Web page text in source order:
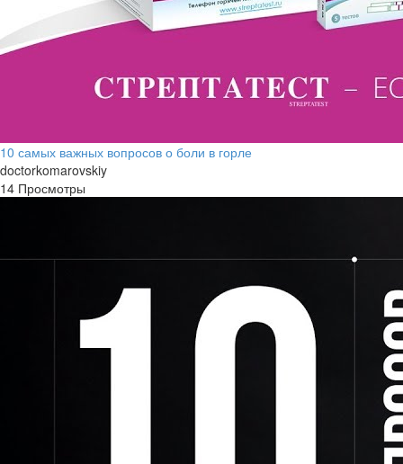
10 самых важных вопросов о боли в горле
doctorkomarovskiy
14 Просмотры